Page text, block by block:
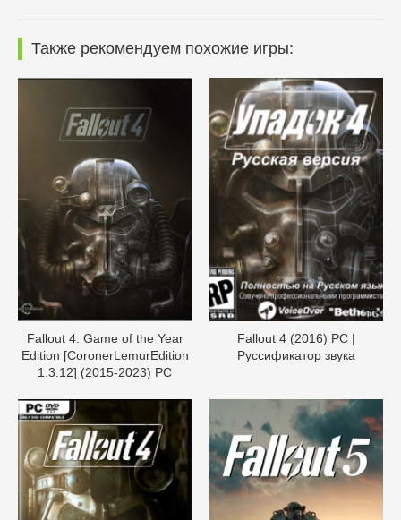
Также рекомендуем похожие игры:
Fallout 4: Game of the Year
Edition [CoronerLemurEdition
1.3.12] (2015-2023) PC
Fallout 4 (2016) PC |
Руссификатор звука